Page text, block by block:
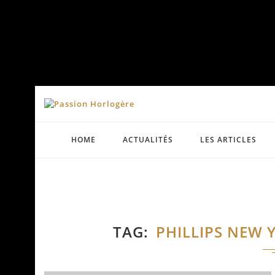
HOME ACTUALITÉS LES ARTICLES
TAG PHILLIPS NEW